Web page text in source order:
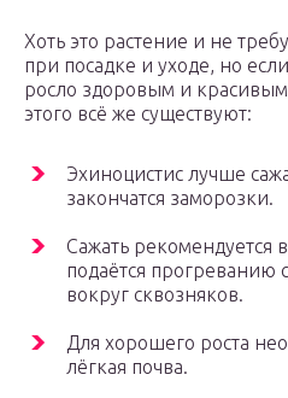
Хоть это растение и не
при посадке и уходе, но
росло здоровым и
этого всё же существуют:
Эхиноцистис лучше
закончатся заморозки.
Сажать рекомендуется
подаётся прогреванию
вокруг сквозняков.
Для хорошего роста
лёгкая почва.